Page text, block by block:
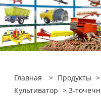
Главная > Продукты >
Культиватор > 3-